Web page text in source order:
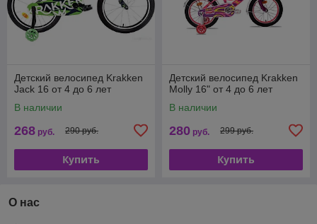
Детский велосипед Krakken
Jack 16 от 4 до 6 лет
В наличии
268 руб. 290 руб.
Купить
Детский велосипед Krakken
Molly 16" от 4 до 6 лет
В наличии
280 руб. 299 руб.
Купить
О нас